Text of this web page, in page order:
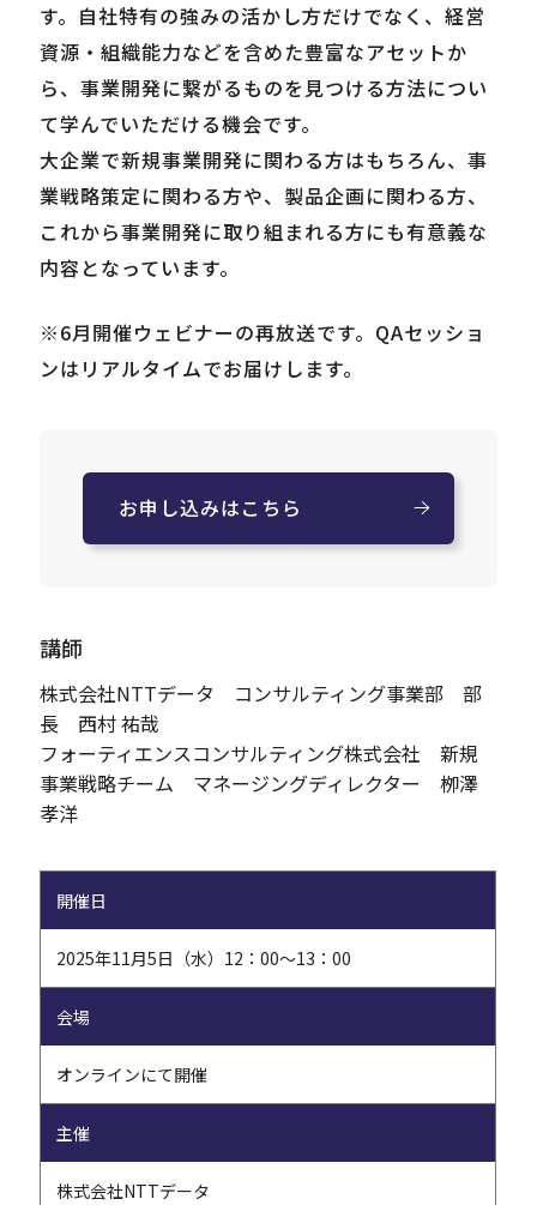
Careers
News
EN
JP
サイト内検索
Contact
す。自社特有の強みの活かし方だけでなく、経営
資源・組織能力などを含めた豊富なアセットか
ら、事業開発に繋がるものを見つける方法につい
て学んでいただける機会です。
大企業で新規事業開発に関わる方はもちろん、事
業戦略策定に関わる方や、製品企画に関わる方、
これから事業開発に取り組まれる方にも有意義な
内容となっています。
※6月開催ウェビナーの再放送です。QAセッショ
ンはリアルタイムでお届けします。
お申し込みはこちら
講師
株式会社NTTデータ コンサルティング事業部 部
長 西村 祐哉
フォーティエンスコンサルティング株式会社 新規
事業戦略チーム マネージングディレクター 栁澤
孝洋
開催日
2025年11月5日（水）12：00～13：00
会場
オンラインにて開催
主催
株式会社NTTデータ